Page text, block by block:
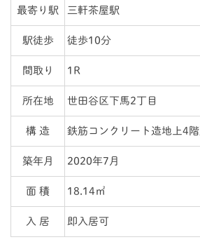
最寄り駅 三軒茶屋駅
駅徒歩 徒歩10分
間取り 1R
所在地 世田谷区下馬2丁目
構 造 鉄筋コンクリート造地上4
築年月 2020年7月
面 積 18.14㎡
入 居 即入居可